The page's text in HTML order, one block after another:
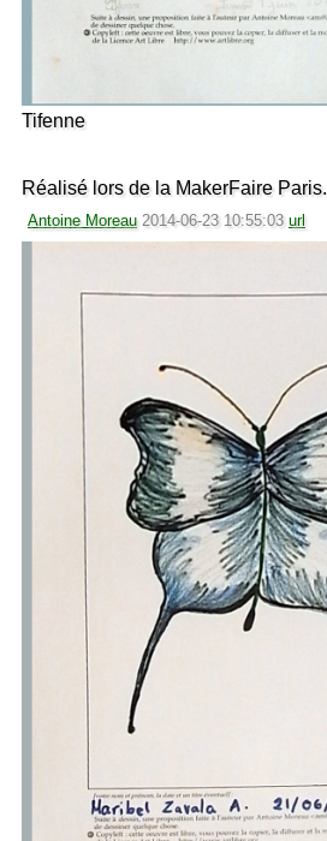
Tifenne
Réalisé lors de la MakerFaire Paris.
Antoine Moreau 2014-06-23 10:55:03 url